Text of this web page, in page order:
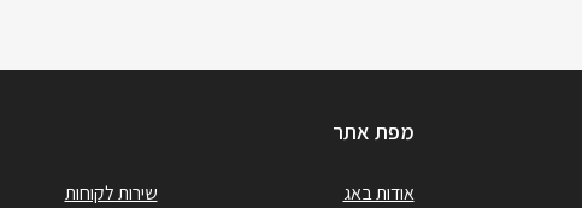
מפת אתר
אודות באג
שירות לקוחות